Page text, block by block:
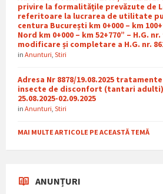
privire la formalitățile prevăzute de
referitoare la lucrarea de utilitate
centura București km 0+000 – km
Nord km 0+000 – km 52+770” – H.G. nr.
modificare și completare a H.G. nr.
in Anunturi Stiri
Adresa Nr 8878/19.08.2025
insecte de disconfort (tantari
25.08.2025-02.09.2025
in Anunturi Stiri
MAI MULTE ARTICOLE PE ACEASTĂ TEMĂ
ANUNȚURI